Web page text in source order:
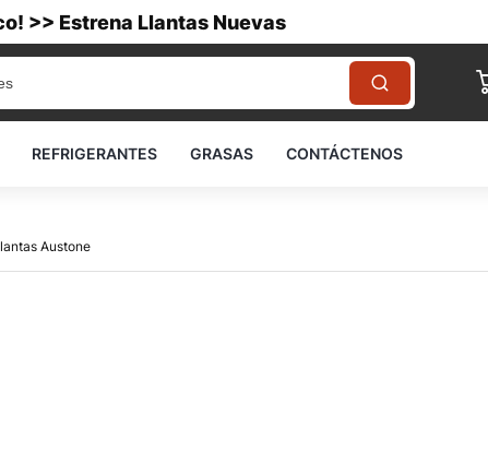
>> Estrena Llantas Nuevas
REFRIGERANTES GRASAS CONTÁCTENOS
Austone